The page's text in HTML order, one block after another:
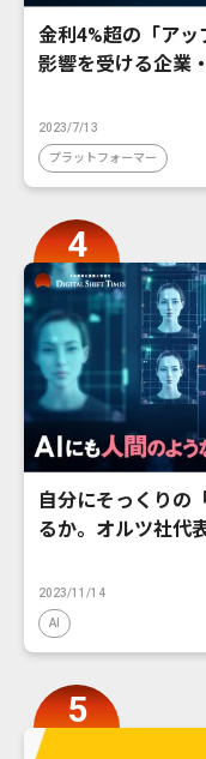
金利4%超の「アッ
影響を受ける企業
2023/7/13
プラットフォーマー
自分にそっくりの
るか。オルツ社代
2023/11/14
AI